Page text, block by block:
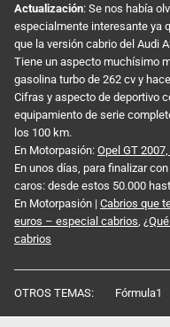
Actualización: Se nos había
especialmente interesante ya
que la versión cabrio del Audi
Tiene un aspecto muchísimo
gasolina turbo de 262 cv y
Cifras y aspecto de deportivo
equipamiento de serie
los 100 km.
En Motorpasión: Opel GT
En unos días, para finalizar
caros: desde estos 50.000
En Motorpasión | Cabrios que
euros – especial cabrios
cabrios
OTROS TEMAS: Fórmula1